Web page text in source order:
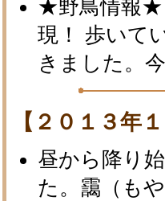
★野鳥情報★
現！ 歩いて
きました。
【２０１３年
昼から降り
た。靄（も